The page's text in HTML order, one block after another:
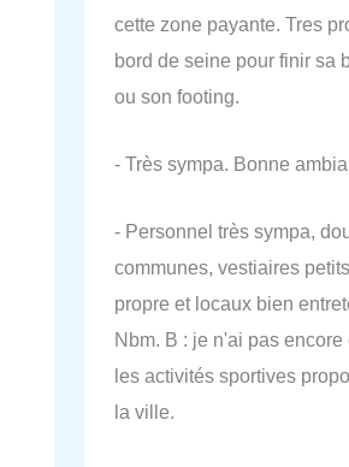
cette zone payante. Tres
bord de seine pour finir sa
ou son footing.
- Très sympa. Bonne
- Personnel très sympa,
communes, vestiaires
propre et locaux bien
Nbm. B : je n'ai pas encore
les activités sportives
la ville.